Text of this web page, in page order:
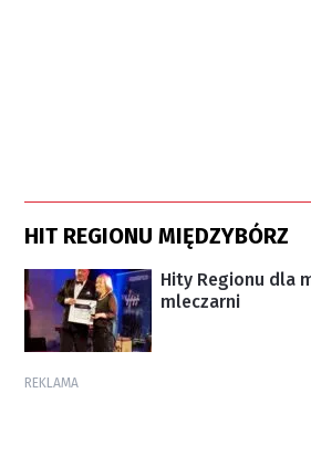
HIT REGIONU MIĘDZYBÓRZ
Hity Regionu dla
mleczarni
REKLAMA